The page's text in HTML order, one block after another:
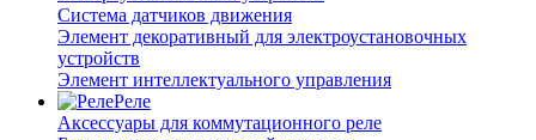
Система датчиков движения
Элемент декоративный для электроустановочных
устройств
Элемент интеллектуального управления
Реле
Аксессуары для коммутационного реле